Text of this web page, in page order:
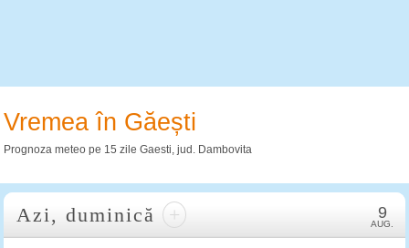
Vremea în Găești
Prognoza meteo pe 15 zile Gaesti, jud. Dambovita
Azi, duminică + 9
AUG.